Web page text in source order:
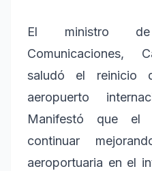
El ministro
Comunicaciones,
saludó el reinicio
aeropuerto
Manifestó que el
continuar
aeroportuaria en el